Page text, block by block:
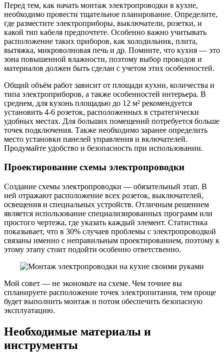
Перед тем, как начать монтаж электропроводки в кухне,
необходимо провести тщательное планирование. Определите,
где разместите электроприборы, выключатели, розетки, и
какой тип кабеля предпочтете. Особенно важно учитывать
расположение таких приборов, как холодильник, плита,
вытяжка, микроволновая печь и др. Помните, что кухня — это
зона повышенной влажности, поэтому выбор проводов и
материалов должен быть сделан с учетом этих особенностей.
Общий объём работ зависит от площади кухни, количества и
типа электроприборов, а также особенностей интерьера. В
среднем, для кухонь площадью до 12 м² рекомендуется
установить 4-6 розеток, расположенных в стратегически
удобных местах. Для больших помещений потребуется больше
точек подключения. Также необходимо заранее определить
место установки панелей управления и включателей.
Продумайте удобство и безопасность при использовании.
Проектирование схемы электропроводки
Создание схемы электропроводки — обязательный этап. В
ней отражают расположение всех розеток, выключателей,
освещения и специальных устройств. Отличным решением
является использование специализированных программ или
простого чертежа, где указать каждый элемент. Статистика
показывает, что в 30% случаев проблемы с электропроводкой
связаны именно с неправильным проектированием, поэтому к
этому этапу стоит подойти особенно ответственно.
Мой совет — не экономьте на схеме. Чем точнее вы
спланируете расположение точек электропитания, тем проще
будет выполнить монтаж и потом обеспечить безопасную
эксплуатацию.
Необходимые материалы и
инструменты